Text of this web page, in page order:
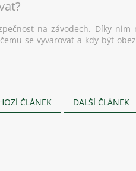
na závodech. Díky
se vyvarovat a kdy být
ČLÁNEK DALŠÍ ČLÁNEK